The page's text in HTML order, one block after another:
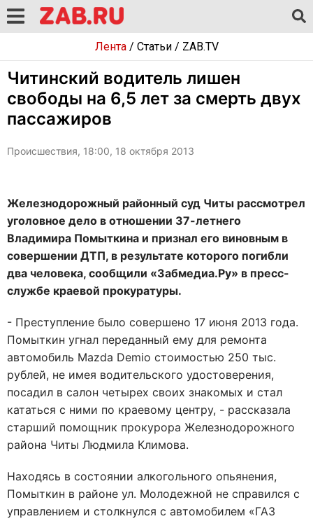
Лента/ Статьи/ ZAB.TV
Читинский водитель лишен
свободы на 6,5 лет за смерть двух
пассажиров
Происшествия, 18:00, 18 октября 2013
Железнодорожный районный суд Читы рассмотрел
уголовное дело в отношении 37-летнего
Владимира Помыткина и признал его виновным в
совершении ДТП, в результате которого погибли
два человека, сообщили «Забмедиа.Ру» в пресс-
службе краевой прокуратуры.
- Преступление было совершено 17 июня 2013 года.
Помыткин угнал переданный ему для ремонта
автомобиль Mazda Demio стоимостью 250 тыс.
рублей, не имея водительского удостоверения,
посадил в салон четырех своих знакомых и стал
кататься с ними по краевому центру, - рассказала
старший помощник прокурора Железнодорожного
района Читы Людмила Климова.
Находясь в состоянии алкогольного опьянения,
Помыткин в районе ул. Молодежной не справился с
управлением и столкнулся с автомобилем «ГАЗ